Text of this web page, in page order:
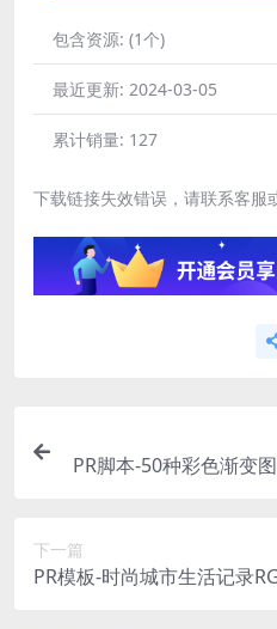
包含资源: (1个)
最近更新: 2024-03-05
累计销量: 127
下载链接失效错误，请联系客服
PR脚本-50种彩色渐变
下一篇
PR模板-时尚城市生活记录